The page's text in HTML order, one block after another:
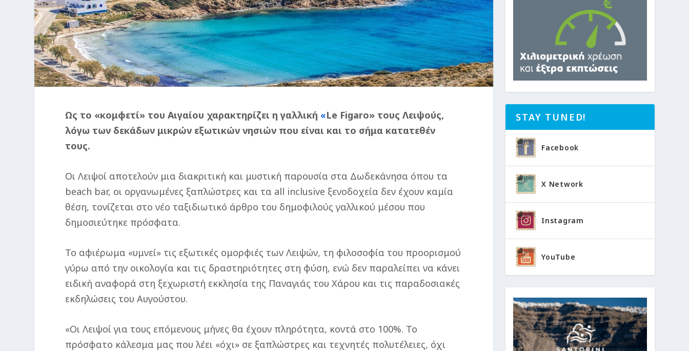
Ως το «κομφετί» του Αιγαίου χαρακτηρίζει η γαλλική «Le Figaro» τους Λειψούς,
λόγω των δεκάδων μικρών εξωτικών νησιών που είναι και το σήμα κατατεθέν
τους.
Οι Λειψοί αποτελούν μια διακριτική και μυστική παρουσία στα Δωδεκάνησα όπου τα
beach bar, οι οργανωμένες ξαπλώστρες και τα all inclusive ξενοδοχεία δεν έχουν καμία
θέση, τονίζεται στο νέο ταξιδιωτικό άρθρο του δημοφιλούς γαλλικού μέσου που
δημοσιεύτηκε πρόσφατα.
Το αφιέρωμα «υμνεί» τις εξωτικές ομορφιές των Λειψών, τη φιλοσοφία του προορισμού
γύρω από την οικολογία και τις δραστηριότητες στη φύση, ενώ δεν παραλείπει να κάνει
ειδική αναφορά στη ξεχωριστή εκκλησία της Παναγιάς του Χάρου και τις παραδοσιακές
εκδηλώσεις του Αυγούστου.
«Οι Λειψοί για τους επόμενους μήνες θα έχουν πληρότητα, κοντά στο 100%. Το
πρόσφατο κάλεσμα μας που λέει «όχι» σε ξαπλώστρες και τεχνητές πολυτέλειες, όχι
STAY TUNED!
Facebook
X Network
Instagram
YouTube